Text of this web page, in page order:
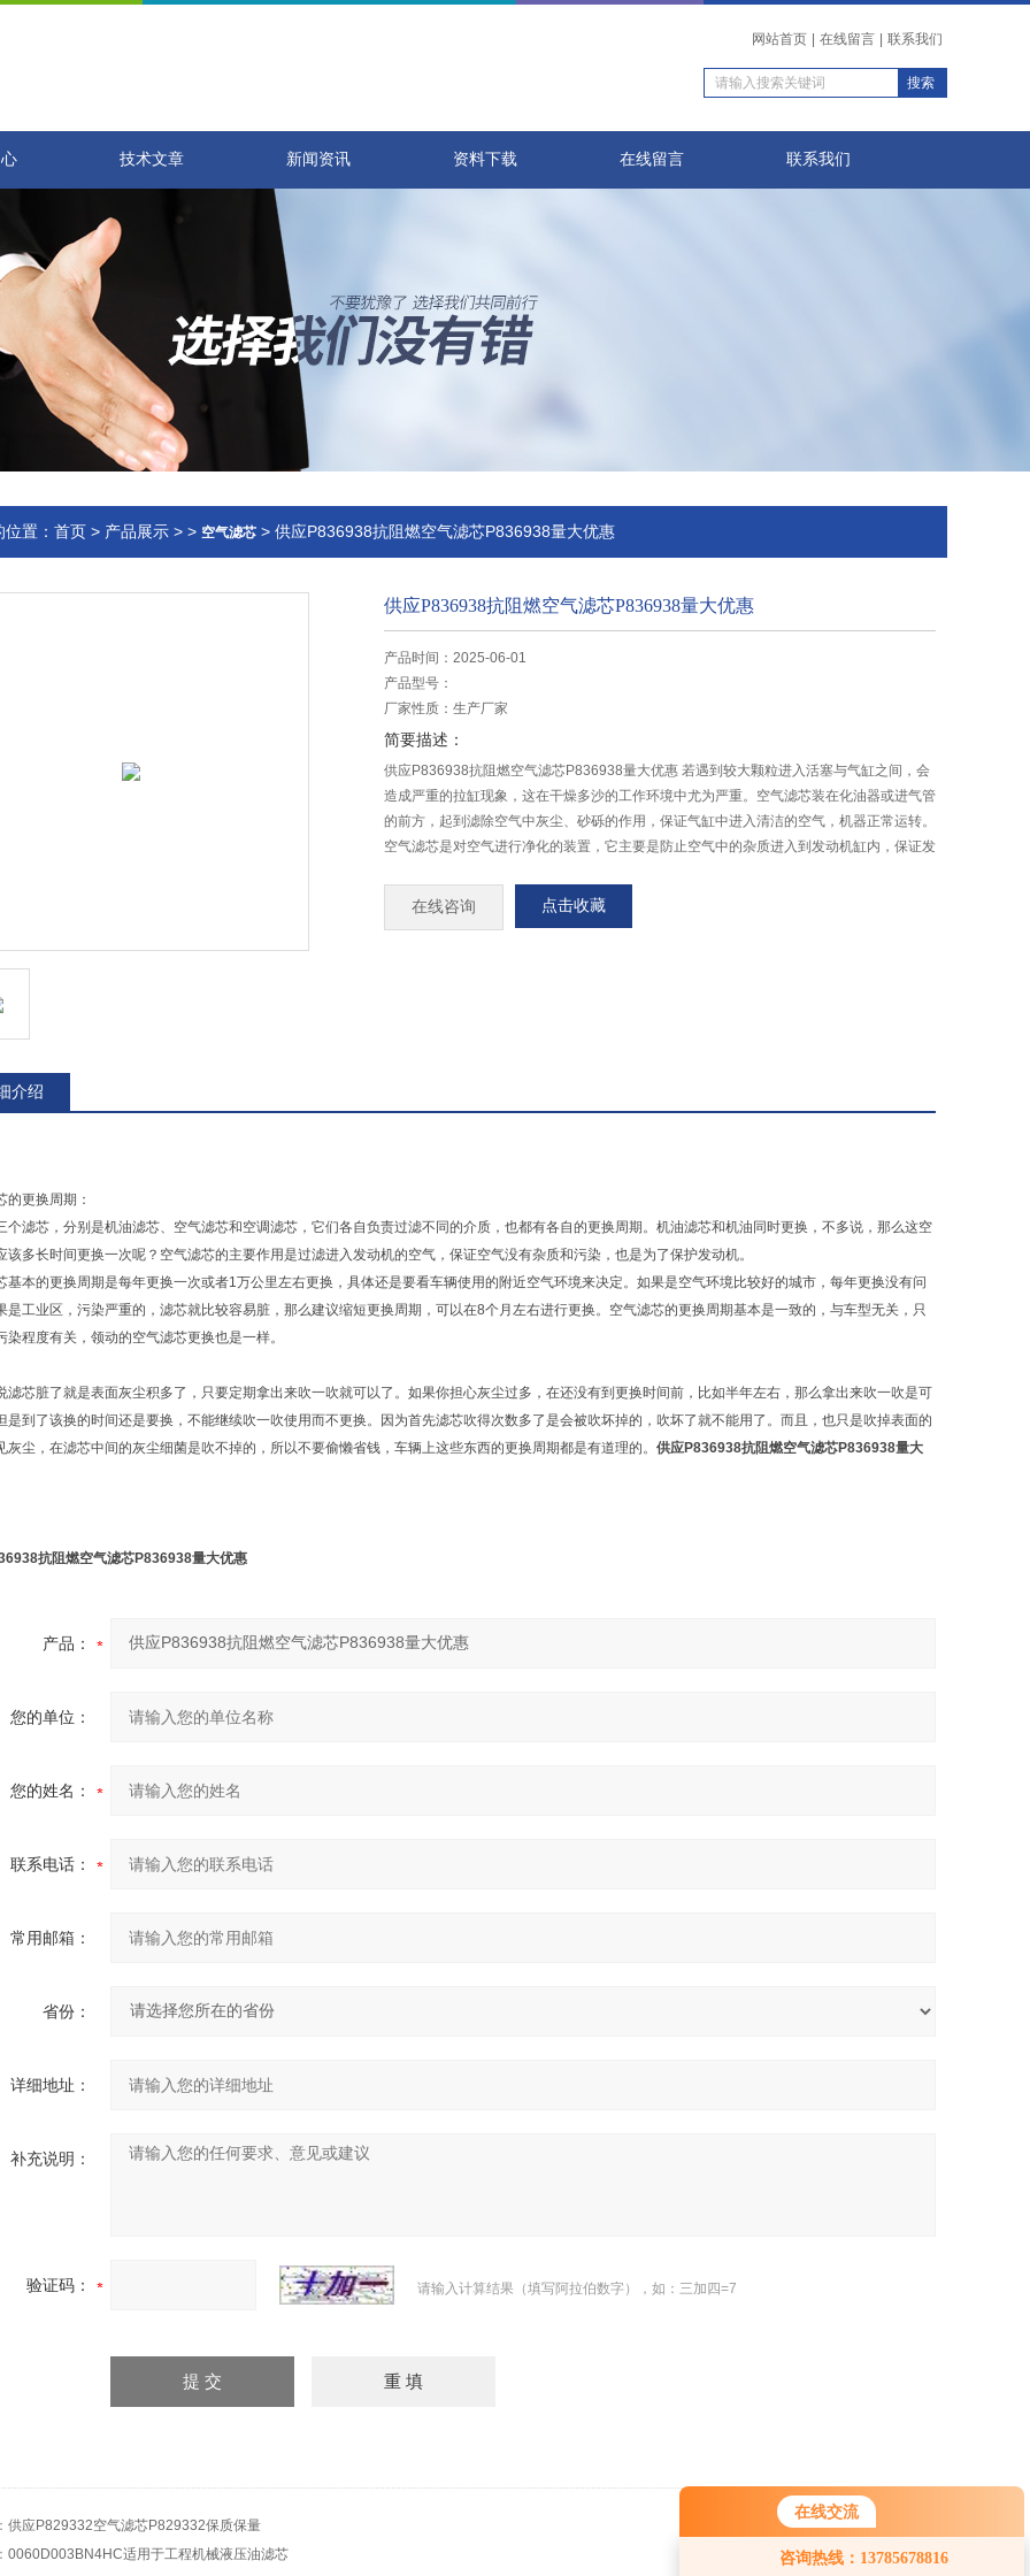
在线交流
咨询热线：13785678816
您好！欢迎前来咨询，很高兴为您
服务，请问您要咨询什么问题呢？
网站首页 在线留言 联系我们
技术文章 新闻资讯 资料下载 在线留言 联系我们
置： 首页 > 产品展示 > > 空气滤芯 > 供应P836938抗阻燃空气滤芯P836938量大优惠
供应P836938抗阻燃空气滤芯P836938量大优惠
产品时间：2025-06-01
产品型号：
厂家性质： 生产厂家
简要描述：
供应P836938抗阻燃空气滤芯P836938量大优惠 若遇到较大颗粒进入活塞与气缸之间，会
造成严重的拉缸现象，这在干燥多沙的工作环境中尤为严重。空气滤芯装在化油器或进气管
的前方，起到滤除空气中灰尘、砂砾的作用，保证气缸中进入清洁的空气，机器正常运转。
空气滤芯是对空气进行净化的装置，它主要是防止空气中的杂质进入到发动机缸内，保证发
在线咨询 点击收藏
介绍
的更换周期：
个滤芯，分别是机油滤芯、空气滤芯和空调滤芯，它们各自负责过滤不同的介质，也都有各自的更换周期。机油滤芯和机油同时更换，不多说，那么这空
该多长时间更换一次呢？空气滤芯的主要作用是过滤进入发动机的空气，保证空气没有杂质和污染，也是为了保护发动机。
基本的更换周期是每年更换一次或者1万公里左右更换，具体还是要看车辆使用的附近空气环境来决定。如果是空气环境比较好的城市，每年更换没有问
是工业区，污染严重的，滤芯就比较容易脏，那么建议缩短更换周期，可以在8个月左右进行更换。空气滤芯的更换周期基本是一致的，与车型无关，只
染程度有关，领动的空气滤芯更换也是一样。
滤芯脏了就是表面灰尘积多了，只要定期拿出来吹一吹就可以了。如果你担心灰尘过多，在还没有到更换时间前，比如半年左右，那么拿出来吹一吹是可
是到了该换的时间还是要换，不能继续吹一吹使用而不更换。因为首先滤芯吹得次数多了是会被吹坏掉的，吹坏了就不能用了。而且，也只是吹掉表面的
灰尘，在滤芯中间的灰尘细菌是吹不掉的，所以不要偷懒省钱，车辆上这些东西的更换周期都是有道理的。 供应P836938抗阻燃空气滤芯P836938量大
抗阻燃空气滤芯P836938量大优惠
产品：
您的单位：
您的姓名：
联系电话：
常用邮箱：
省份：
详细地址：
补充说明：
验证码： 请输入计算结果（填写阿拉伯数字），如：三加四=7
供应P829332空气滤芯P829332保质保量
0060D003BN4HC适用于工程机械液压油滤芯
返回